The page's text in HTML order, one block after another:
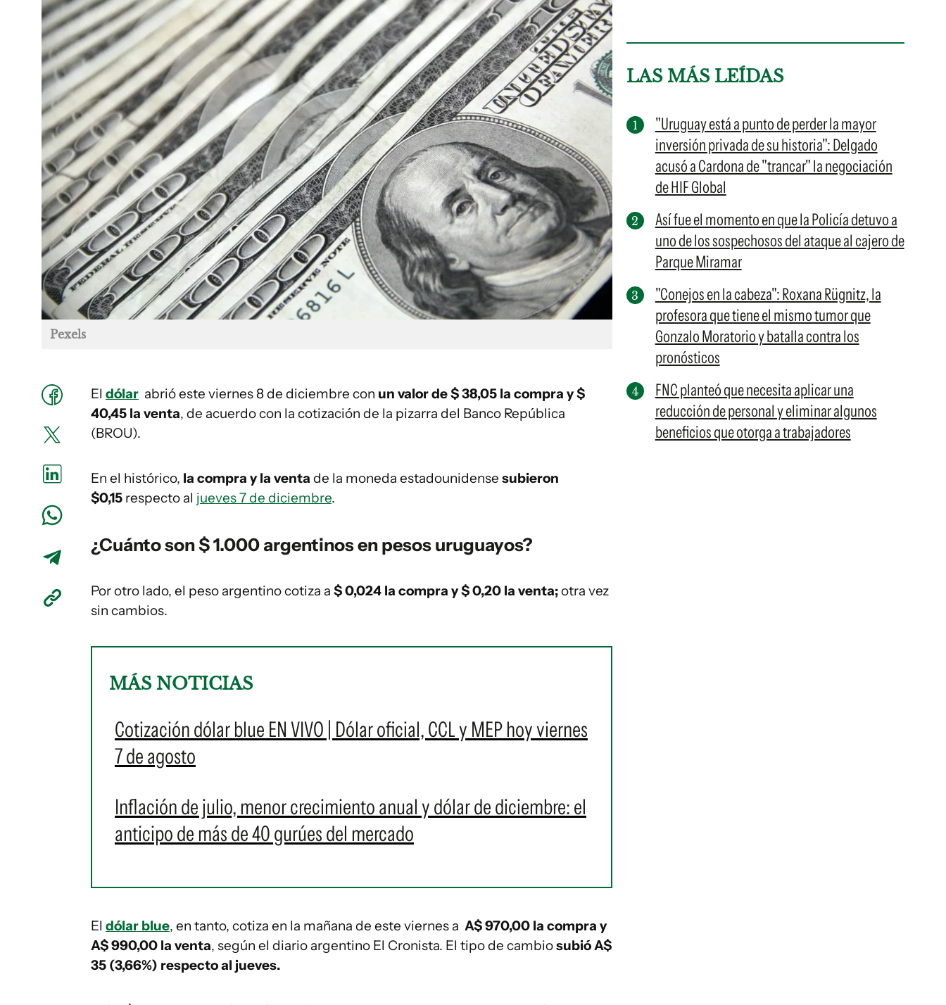
Pexels
El dólar abrió este viernes 8 de diciembre con un valor de $ 38,05 la compra y $
40,45 la venta, de acuerdo con la cotización de la pizarra del Banco República
(BROU).
En el histórico, la compra y la venta de la moneda estadounidense subieron
$0,15 respecto al jueves 7 de diciembre.
¿Cuánto son $ 1.000 argentinos en pesos uruguayos?
Por otro lado, el peso argentino cotiza a $ 0,024 la compra y $ 0,20 la venta;otra vez
sin cambios.
MÁS NOTICIAS
Cotización dólar blue EN VIVO | Dólar oficial, CCL y MEP hoy viernes
7 de agosto
Inflación de julio, menor crecimiento anual y dólar de diciembre: el
anticipo de más de 40 gurúes del mercado
El dólar blue, en tanto, cotiza en la mañana de este viernes a A$ 970,00 la compra y
A$ 990,00 la venta, según el diario argentino El Cronista. El tipo de cambiosubió A$
35 (3,66%) respecto al jueves.
LAS MÁS LEÍDAS
"Uruguay está a punto de perder la mayor
inversión privada de su historia": Delgado
acusó a Cardona de "trancar" la negociación
de HIF Global
Así fue el momento en que la Policía detuvo a
uno de los sospechosos del ataque al cajero de
Parque Miramar
"Conejos en la cabeza": Roxana Rügnitz, la
profesora que tiene el mismo tumor que
Gonzalo Moratorio y batalla contra los
pronósticos
FNC planteó que necesita aplicar una
reducción de personal y eliminar algunos
beneficios que otorga a trabajadores